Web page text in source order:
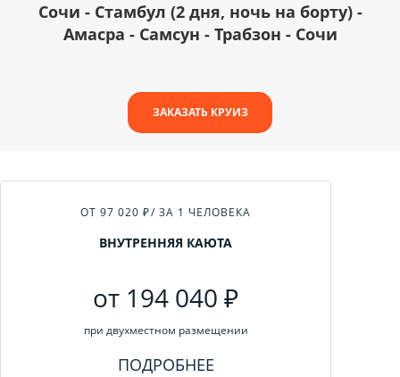
Сочи - Стамбул (2 дня, ночь на борту) -
Амасра - Самсун - Трабзон - Сочи
ЗАКАЗАТЬ КРУИЗ
ОТ 97 020 ₽/ ЗА 1 ЧЕЛОВЕКА
ВНУТРЕННЯЯ КАЮТА
от 194 040 ₽
при двухместном размещении
ПОДРОБНЕЕ